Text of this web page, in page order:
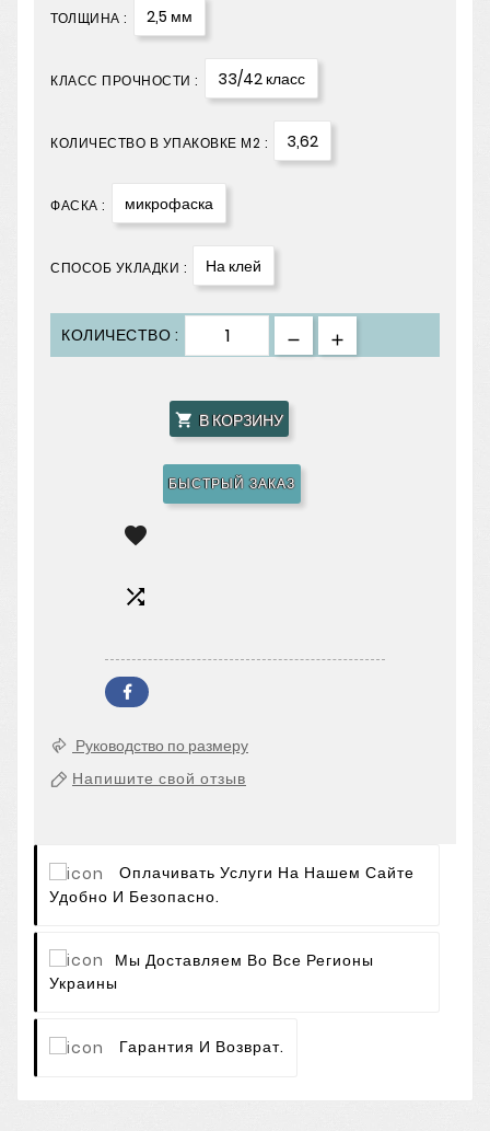
ТОЛЩИНА : 2,5 мм
КЛАСС ПРОЧНОСТИ : 33/42 класс
КОЛИЧЕСТВО В УПАКОВКЕ М2 : 3,62
ФАСКА : микрофаска
СПОСОБ УКЛАДКИ : На клей
КОЛИЧЕСТВО :
 В КОРЗИНУ
БЫСТРЫЙ ЗАКАЗ


Руководство по размеру
Напишите свой отзыв
Оплачивать Услуги На Нашем Сайте
Удобно И Безопасно.
Мы Доставляем Во Все Регионы
Украины
Гарантия И Возврат.